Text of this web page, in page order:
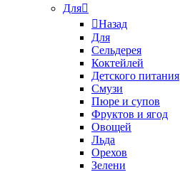
Для
Назад
Для
Сельдерея
Коктейлей
Детского питания
Смузи
Пюре и супов
Фруктов и ягод
Овощей
Льда
Орехов
Зелени